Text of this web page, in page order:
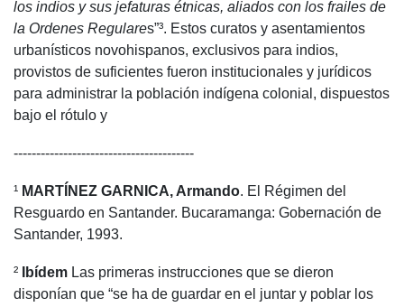
los indios y sus jefaturas étnicas, aliados con los frailes de
la Ordenes Regulares”³. Estos curatos y asentamientos
urbanísticos novohispanos, exclusivos para indios,
provistos de suficientes fueron institucionales y jurídicos
para administrar la población indígena colonial, dispuestos
bajo el rótulo y
----------------------------------------
¹ MARTÍNEZ GARNICA, Armando. El Régimen del
Resguardo en Santander. Bucaramanga: Gobernación de
Santander, 1993.
² Ibídem Las primeras instrucciones que se dieron
disponían que “se ha de guardar en el juntar y poblar los